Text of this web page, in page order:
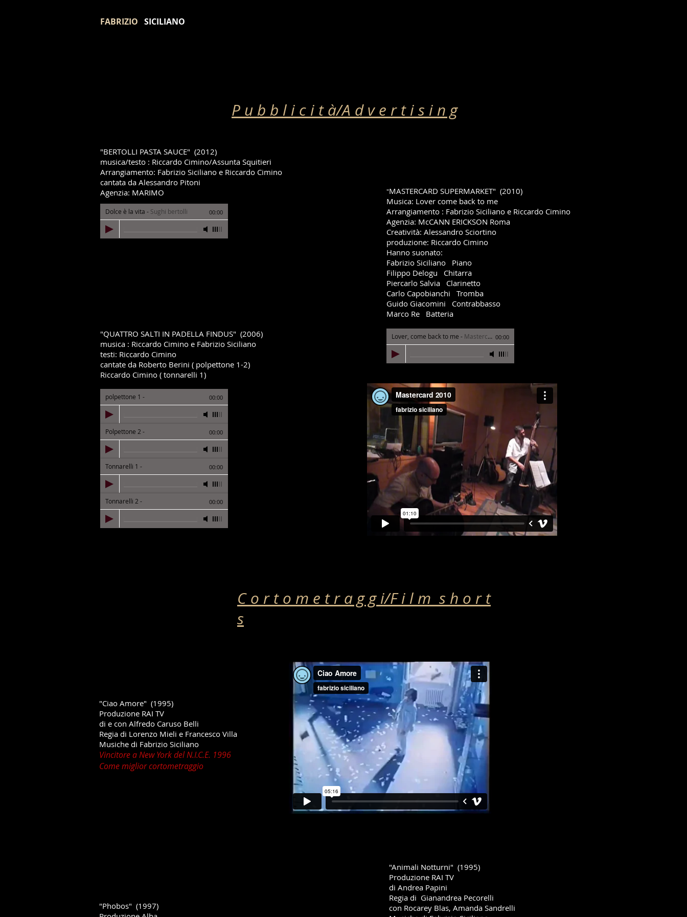
FABRIZIO SICILIANO
P u b b l i c i t à/A d v e r t i s i n g
"BERTOLLI PASTA SAUCE" (2012)
musica/testo : Riccardo Cimino/Assunta Squitieri
Arrangiamento: Fabrizio Siciliano e Riccardo Cimino
cantata da Alessandro Pitoni
Agenzia: MARIMO
Dolce è la vita - Sughi bertolli 00:00
"QUATTRO SALTI IN PADELLA FINDUS" (2006)
musica : Riccardo Cimino e Fabrizio Siciliano
testi: Riccardo Cimino
cantate da Roberto Berini ( polpettone 1-2)
Riccardo Cimino ( tonnarelli 1)
polpettone 1 - 00:00
Polpettone 2 - 00:00
Tonnarelli 1 - 00:00
Tonnarelli 2 - 00:00
"MASTERCARD SUPERMARKET" (2010)
Musica: Lover come back to me
Arrangiamento : Fabrizio Siciliano e Riccardo Cimino
Agenzia: McCANN ERICKSON Roma
Creatività: Alessandro Sciortino
produzione: Riccardo Cimino
Hanno suonato:
Fabrizio Siciliano Piano
Filippo Delogu Chitarra
Piercarlo Salvia Clarinetto
Carlo Capobianchi Tromba
Guido Giacomini Contrabbasso
Marco Re Batteria
Lover, come back to me - Mastercard 00:00
C o r t o m e t r a g g i/F i l m s h o r t
s
"Ciao Amore" (1995)
Produzione RAI TV
di e con Alfredo Caruso Belli
Regia di Lorenzo Mieli e Francesco Villa
Musiche di Fabrizio Siciliano
Vincitore a New York del N.I.C.E. 1996
Come miglior cortometraggio
"Phobos" (1997)
"Animali Notturni" (1995)
Produzione RAI TV
di Andrea Papini
Regia di Gianandrea Pecorelli
con Rocarey Blas, Amanda Sandrelli